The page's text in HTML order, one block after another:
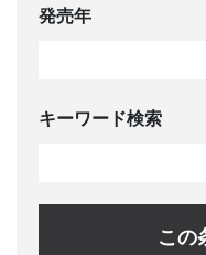
発売年
キーワード検索
この